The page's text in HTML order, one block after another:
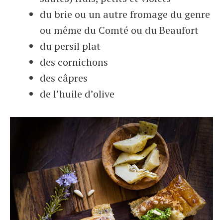
du brie ou un autre fromage du genre
ou même du Comté ou du Beaufort
du persil plat
des cornichons
des câpres
de l’huile d’olive